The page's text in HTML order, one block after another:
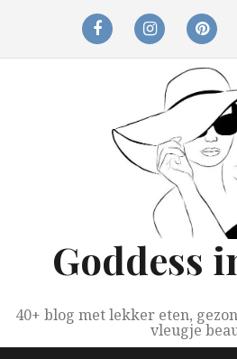
facebookinstagram
Goddess
40+ blog met lekker eten,
vleugje